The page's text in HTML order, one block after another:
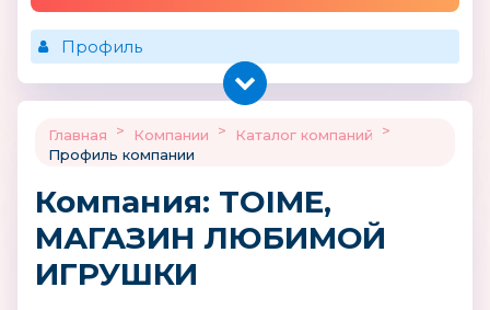
Профиль
Главная > Компании > Каталог компаний
>
Профиль компании
Компания: TOIME,
МАГАЗИН ЛЮБИМОЙ
ИГРУШКИ